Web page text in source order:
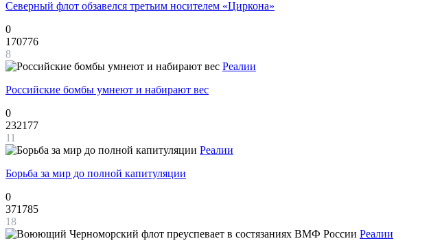
Северный флот обзавелся третьим носителем «Циркона»
0
170776
8
Реалии
Российские бомбы умнеют и набирают вес
0
232177
11
Реалии
Борьба за мир до полной капитуляции
0
371785
18
Реалии